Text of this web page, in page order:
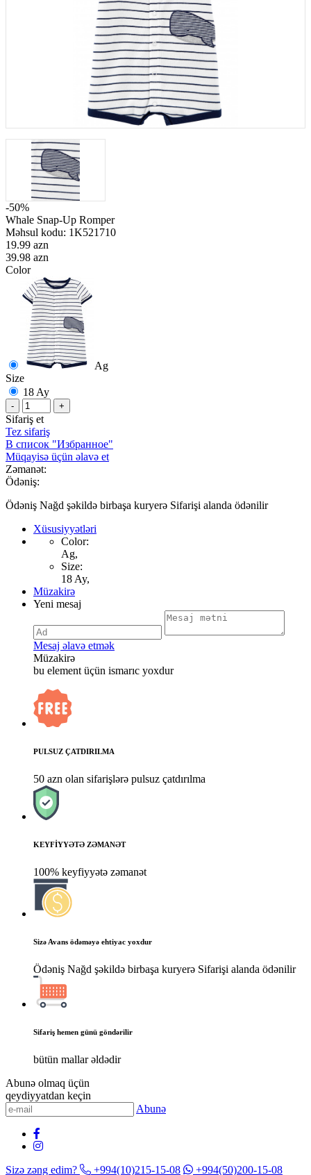
-50%
Whale Snap-Up Romper
Məhsul kodu: 1K521710
19.99 azn
39.98 azn
Color
Ag
Size
18 Ay
- +
Sifariş et
Tez sifariş
В список "Избранное"
Müqayisə üçün əlavə et
Zəmanət:
Ödəniş:
Ödəniş Nağd şəkildə birbaşa kuryerə Sifarişi alanda ödənilir
Xüsusiyyətləri
Color:
Ag,
Size:
18 Ay,
Müzakirə
Yeni mesaj
Mesaj əlavə etmək
Müzakirə
bu element üçün ismarıc yoxdur
PULSUZ ÇATDIRILMA
50 azn olan sifarişlərə pulsuz çatdırılma
KEYFİYYƏTƏ ZƏMANƏT
100% keyfiyyətə zəmanət
Sizə Avans ödəməyə ehtiyac yoxdur
Ödəniş Nağd şəkildə birbaşa kuryerə Sifarişi alanda ödənilir
Sifariş hemen günü göndərilir
bütün mallar əldədir
Abunə olmaq üçün
qeydiyyatdan keçin
Abunə
Sizə zəng edim? +994(10)215-15-08 +994(50)200-15-08